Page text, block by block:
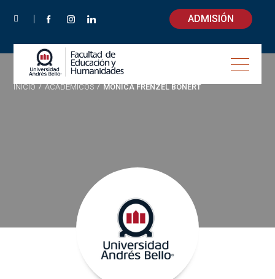
ADMISIÓN
INICIO / ACADÉMICOS / MÓNICA FRENZEL BONERT